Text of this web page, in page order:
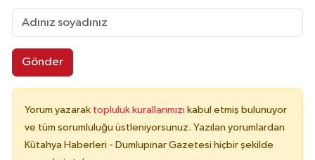
Gönder
Yorum yazarak topluluk kurallarımızı kabul etmiş bulunuyor
ve tüm sorumluluğu üstleniyorsunuz. Yazılan yorumlardan
Kütahya Haberleri - Dumlupınar Gazetesi hiçbir şekilde